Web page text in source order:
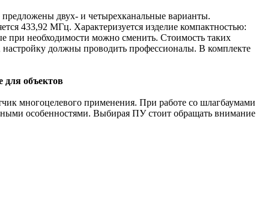
двух- и четырехканальные варианты.
433,92 МГц. Характеризуется изделие компактностью:
при необходимости можно сменить. Стоимость таких
настройку должны проводить профессионалы. В комплекте
для объектов
многоцелевого применения. При работе со шлагбаумами
особенностями. Выбирая ПУ стоит обращать внимание